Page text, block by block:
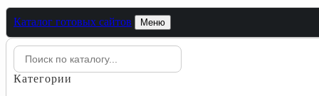
Каталог готовых сайтов Меню
Категории